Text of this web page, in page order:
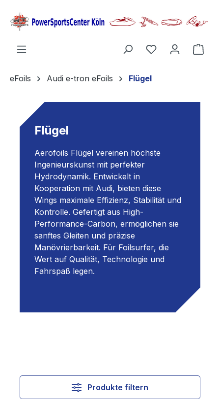
springen
eFoils Audi e-tron eFoils Flügel
Flügel
Aerofoils Flügel vereinen höchste
Ingenieurskunst mit perfekter
Hydrodynamik. Entwickelt in
Kooperation mit Audi, bieten diese
Wings maximale Effizienz, Stabilität und
Kontrolle. Gefertigt aus High-
Performance-Carbon, ermöglichen sie
sanftes Gleiten und präzise
Manövrierbarkeit. Für Foilsurfer, die
Wert auf Qualität, Technologie und
Fahrspaß legen.
Produkte filtern